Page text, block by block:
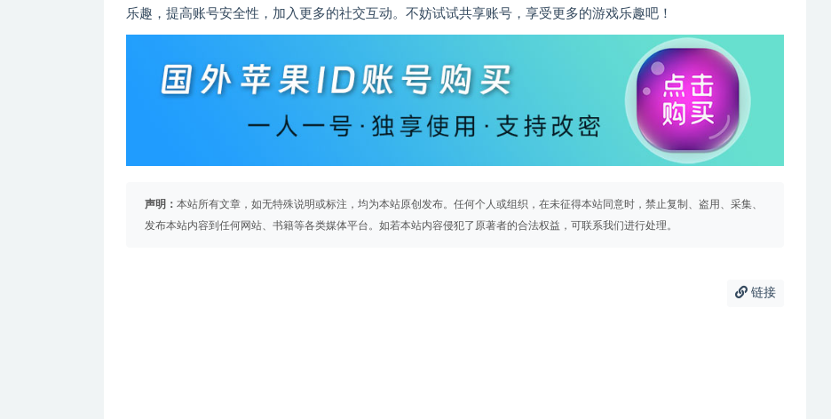
乐趣，提高账号安全性，加入更多的社交互动。不妨试试共享账号，享受更多的游戏乐趣吧！
声明： 本站所有文章，如无特殊说明或标注，均为本站原创发布。任何个人或组织，在未征得本站同意时，禁止复制、盗用、采集、
发布本站内容到任何网站、书籍等各类媒体平台。如若本站内容侵犯了原著者的合法权益，可联系我们进行处理。
链接